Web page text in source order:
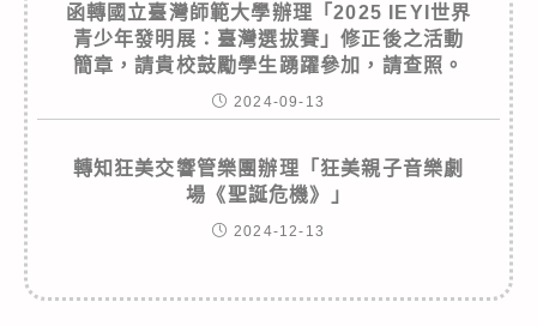
函轉國立臺灣師範大學辦理「2025 IEYI世界
青少年發明展：臺灣選拔賽」修正後之活動
簡章，請貴校鼓勵學生踴躍參加，請查照。
2024-09-13
轉知狂美交響管樂團辦理「狂美親子音樂劇
場《聖誕危機》」
2024-12-13